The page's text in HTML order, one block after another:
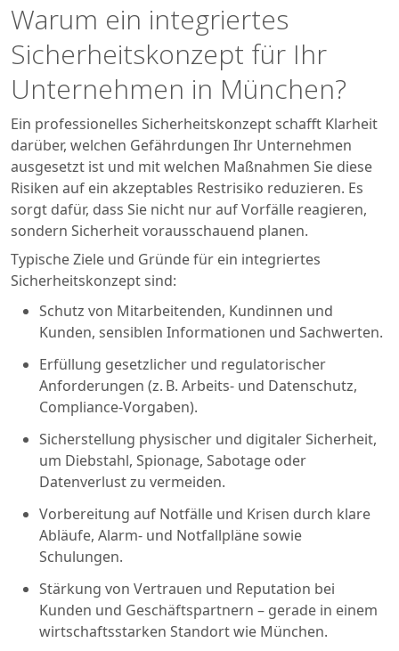
Warum ein integriertes
Sicherheitskonzept für Ihr
Unternehmen in München?
Ein professionelles Sicherheitskonzept schafft Klarheit
darüber, welchen Gefährdungen Ihr Unternehmen
ausgesetzt ist und mit welchen Maßnahmen Sie diese
Risiken auf ein akzeptables Restrisiko reduzieren. Es
sorgt dafür, dass Sie nicht nur auf Vorfälle reagieren,
sondern Sicherheit vorausschauend planen.
Typische Ziele und Gründe für ein integriertes
Sicherheitskonzept sind:
Schutz von Mitarbeitenden, Kundinnen und
Kunden, sensiblen Informationen und Sachwerten.
Erfüllung gesetzlicher und regulatorischer
Anforderungen (z. B. Arbeits- und Datenschutz,
Compliance-Vorgaben).
Sicherstellung physischer und digitaler Sicherheit,
um Diebstahl, Spionage, Sabotage oder
Datenverlust zu vermeiden.
Vorbereitung auf Notfälle und Krisen durch klare
Abläufe, Alarm- und Notfallpläne sowie
Schulungen.
Stärkung von Vertrauen und Reputation bei
Kunden und Geschäftspartnern – gerade in einem
wirtschaftsstarken Standort wie München.